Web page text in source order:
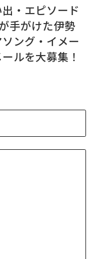
・エピソード
手がけた伊勢
ング・イメー
ルを大募集！